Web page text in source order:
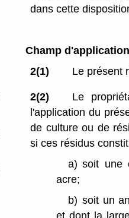
dans cette
Champ
2(1)
Le présent
2(2)
Le
l'application du
de culture ou de
si ces résidus
a) soit une
acre;
b) soit un
et dont la